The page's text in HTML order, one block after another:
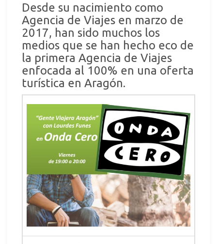
Desde su nacimiento como
Agencia de Viajes en marzo de
2017, han sido muchos los
medios que se han hecho eco de
la primera Agencia de Viajes
enfocada al 100% en una oferta
turística en Aragón.